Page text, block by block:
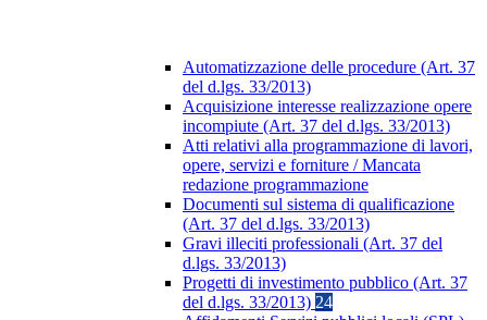
Automatizzazione delle procedure (Art. 37
del d.lgs. 33/2013)
Acquisizione interesse realizzazione opere
incompiute (Art. 37 del d.lgs. 33/2013)
Atti relativi alla programmazione di lavori,
opere, servizi e forniture / Mancata
redazione programmazione
Documenti sul sistema di qualificazione
(Art. 37 del d.lgs. 33/2013)
Gravi illeciti professionali (Art. 37 del
d.lgs. 33/2013)
Progetti di investimento pubblico (Art. 37
del d.lgs. 33/2013) 24